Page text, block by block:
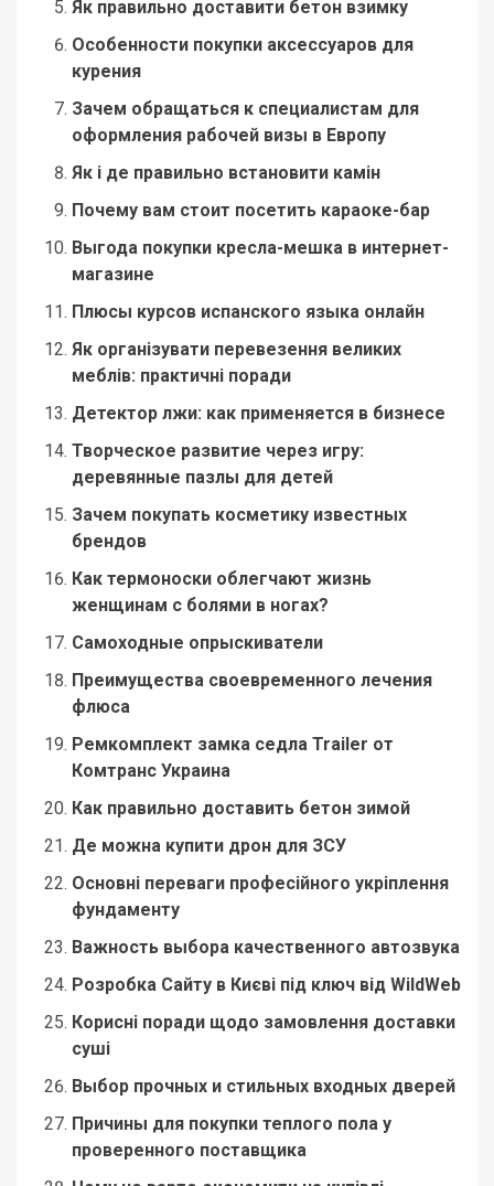
Як правильно доставити бетон взимку
Особенности покупки аксессуаров для
курения
Зачем обращаться к специалистам для
оформления рабочей визы в Европу
Як і де правильно встановити камін
Почему вам стоит посетить караоке-бар
Выгода покупки кресла-мешка в интернет-
магазине
Плюсы курсов испанского языка онлайн
Як організувати перевезення великих
меблів: практичні поради
Детектор лжи: как применяется в бизнесе
Творческое развитие через игру:
деревянные пазлы для детей
Зачем покупать косметику известных
брендов
Как термоноски облегчают жизнь
женщинам с болями в ногах?
Самоходные опрыскиватели
Преимущества своевременного лечения
флюса
Ремкомплект замка седла Trailer от
Комтранс Украина
Как правильно доставить бетон зимой
Де можна купити дрон для ЗСУ
Основні переваги професійного укріплення
фундаменту
Важность выбора качественного автозвука
Розробка Сайту в Києві під ключ від WildWeb
Корисні поради щодо замовлення доставки
суші
Выбор прочных и стильных входных дверей
Причины для покупки теплого пола у
проверенного поставщика